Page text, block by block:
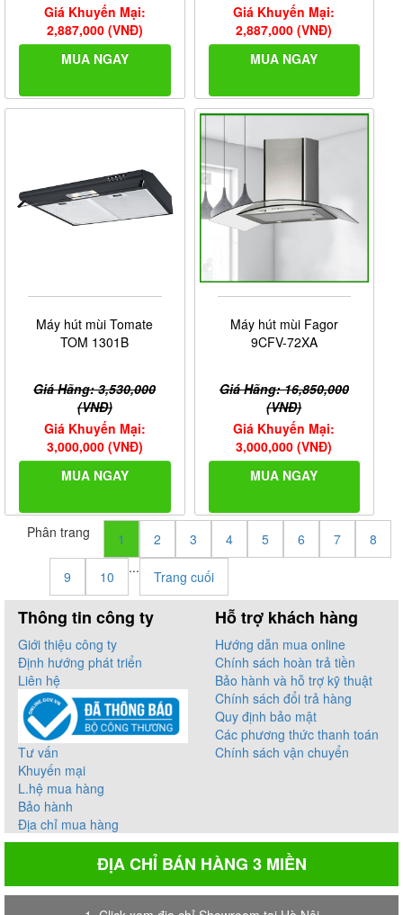
Giá Khuyến Mại:
2,887,000 (VNĐ)
MUA NGAY
Giá Khuyến Mại:
2,887,000 (VNĐ)
MUA NGAY
Máy hút mùi Tomate
TOM 1301B
Giá Hãng: 3,530,000
(VNĐ)
Giá Khuyến Mại:
3,000,000 (VNĐ)
MUA NGAY
Máy hút mùi Fagor
9CFV-72XA
Giá Hãng: 16,850,000
(VNĐ)
Giá Khuyến Mại:
3,000,000 (VNĐ)
MUA NGAY
Phân trang 1 2 3 4 5 6 7 8
9 10
...
Trang cuối
Thông tin công ty
Giới thiệu công ty
Định hướng phát triển
Liên hệ
Tư vấn
Khuyến mại
L.hệ mua hàng
Bảo hành
Địa chỉ mua hàng
Hỗ trợ khách hàng
Hướng dẫn mua online
Chính sách hoàn trả tiền
Bảo hành và hỗ trợ kỹ thuật
Chính sách đổi trả hàng
Quy định bảo mật
Các phương thức thanh toán
Chính sách vận chuyển
ĐỊA CHỈ BÁN HÀNG 3 MIỀN